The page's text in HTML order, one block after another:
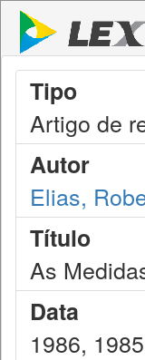
Tipo
Artigo de
Autor
Elias,
Título
As
Data
1986, 1985